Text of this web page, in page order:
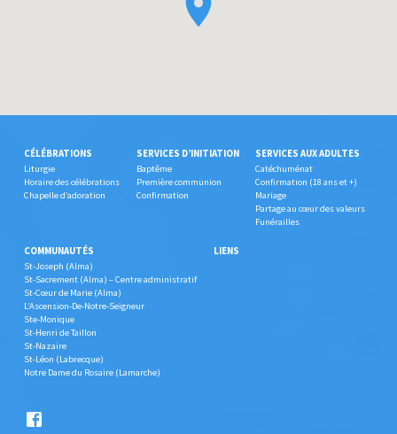
CÉLÉBRATIONS
Liturgie
Horaire des célébrations
Chapelle d’adoration
SERVICES D’INITIATION
Baptême
Première communion
Confirmation
SERVICES AUX ADULTES
Catéchuménat
Confirmation (18 ans et +)
Mariage
Partage au cœur des valeurs
Funérailles
COMMUNAUTÉS
St-Joseph (Alma)
St-Sacrement (Alma) – Centre administratif
St-Cœur de Marie (Alma)
L’Ascension-De-Notre-Seigneur
Ste-Monique
St-Henri de Taillon
St-Nazaire
St-Léon (Labrecque)
Notre Dame du Rosaire (Lamarche)
LIENS